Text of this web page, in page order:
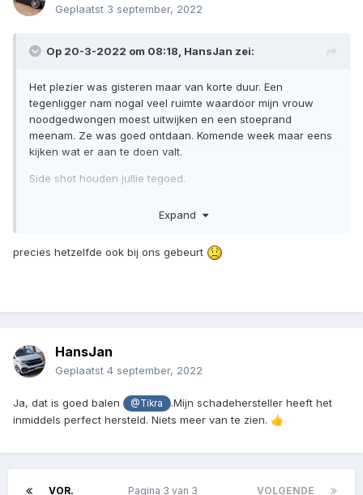
Geplaatst 3 september, 2022
Op 20-3-2022 om 08:18, HansJan zei:
Het plezier was gisteren maar van korte duur. Een
tegenligger nam nogal veel ruimte waardoor mijn vrouw
noodgedwongen moest uitwijken en een stoeprand
meenam. Ze was goed ontdaan. Komende week maar eens
kijken wat er aan te doen valt.
Side shot houden jullie tegoed.
Expand
precies hetzelfde ook bij ons gebeurt
HansJan
Geplaatst 4 september, 2022
Ja, dat is goed balen @Tikra
.Mijn schadehersteller heeft het
inmiddels perfect hersteld. Niets meer van te zien. 👍
VOR. VOLGENDE
Pagina 3 van 3